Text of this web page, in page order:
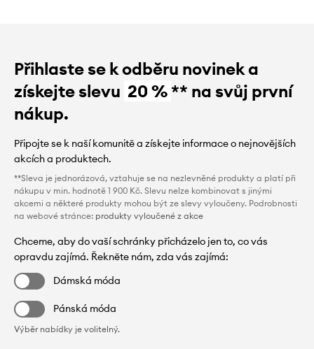
Přihlaste se k odběru novinek a
získejte slevu 20 %** na svůj první
nákup.
Připojte se k naší komunitě a získejte informace o nejnovějších
akcích a produktech.
**Sleva je jednorázová, vztahuje se na nezlevněné produkty a platí při
nákupu v min. hodnotě 1 900 Kč. Slevu nelze kombinovat s jinými
akcemi a některé produkty mohou být ze slevy vyloučeny. Podrobnosti
na webové stránce: produkty vyloučené z akce
Chceme, aby do vaší schránky přicházelo jen to, co vás
opravdu zajímá. Řekněte nám, zda vás zajímá:
Dámská móda
Pánská móda
Výběr nabídky je volitelný.